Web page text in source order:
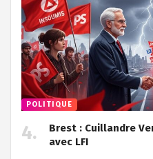
POLITIQUE
Brest : Cuillandre
avec LFI